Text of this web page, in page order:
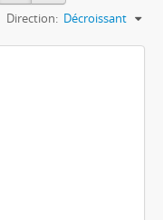
Direction: Décroissant